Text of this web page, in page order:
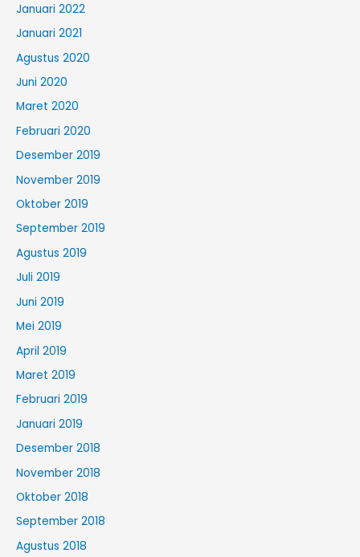
Januari 2022
Januari 2021
Agustus 2020
Juni 2020
Maret 2020
Februari 2020
Desember 2019
November 2019
Oktober 2019
September 2019
Agustus 2019
Juli 2019
Juni 2019
Mei 2019
April 2019
Maret 2019
Februari 2019
Januari 2019
Desember 2018
November 2018
Oktober 2018
September 2018
Agustus 2018